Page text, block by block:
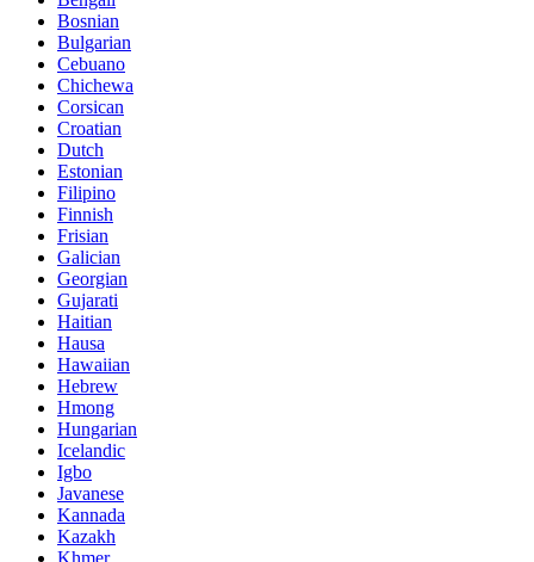
Bosnian
Bulgarian
Cebuano
Chichewa
Corsican
Croatian
Dutch
Estonian
Filipino
Finnish
Frisian
Galician
Georgian
Gujarati
Haitian
Hausa
Hawaiian
Hebrew
Hmong
Hungarian
Icelandic
Igbo
Javanese
Kannada
Kazakh
Khmer